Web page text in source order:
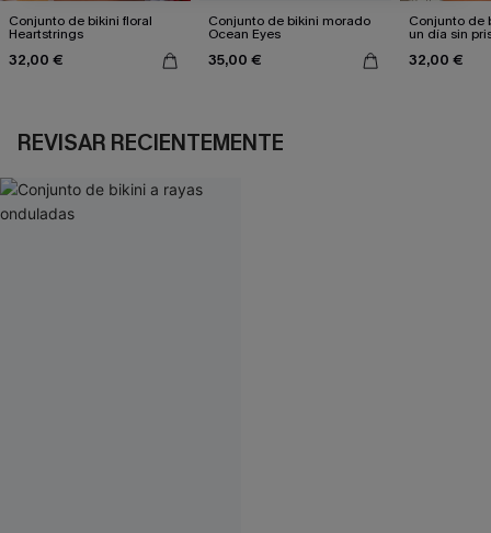
Conjunto de bikini floral
Heartstrings
32,00 €
Conjunto de bikini morado
Ocean Eyes
35,00 €
Conjunto de
un día sin
32,00 €
REVISAR RECIENTEMENTE